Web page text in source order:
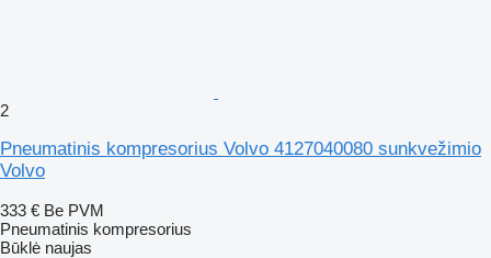
2
Pneumatinis kompresorius Volvo 4127040080 sunkvežimio
Volvo
333 € Be PVM
Pneumatinis kompresorius
Būklė naujas